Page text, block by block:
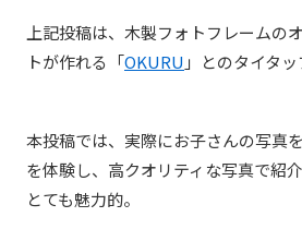
上記投稿は、 木製フォトフレームの
トが作れる「OKURU 」とのタイタ
本投稿では、実際にお子さんの写真
を体験し、高クオリティな写真で紹
とても魅力的。